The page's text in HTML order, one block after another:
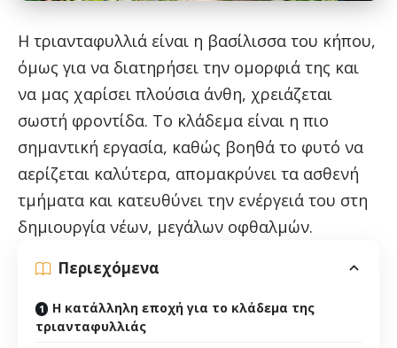
Η τριανταφυλλιά είναι η βασίλισσα του κήπου,
όμως για να διατηρήσει την ομορφιά της και
να μας χαρίσει πλούσια άνθη, χρειάζεται
σωστή φροντίδα. Το κλάδεμα είναι η πιο
σημαντική εργασία, καθώς βοηθά το φυτό να
αερίζεται καλύτερα, απομακρύνει τα ασθενή
τμήματα και κατευθύνει την ενέργειά του στη
δημιουργία νέων, μεγάλων οφθαλμών.
Περιεχόμενα
Η κατάλληλη εποχή για το κλάδεμα της
τριανταφυλλιάς